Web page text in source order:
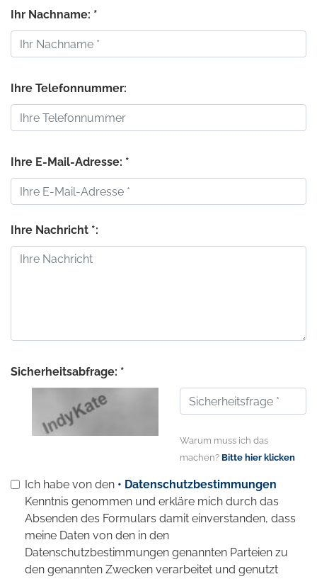
Ihr Nachname: *
Ihre Telefonnummer:
Ihre E-Mail-Adresse: *
Ihre Nachricht *:
Sicherheitsabfrage: *
Warum muss ich das
machen? Bitte hier klicken
Ich habe von den • Datenschutzbestimmungen
Kenntnis genommen und erkläre mich durch das
Absenden des Formulars damit einverstanden, dass
meine Daten von den in den
Datenschutzbestimmungen genannten Parteien zu
den genannten Zwecken verarbeitet und genutzt